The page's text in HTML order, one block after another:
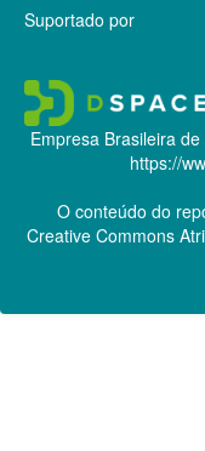
Suportado por
Empresa Brasileira
https://
O conteúdo do
Creative Commons